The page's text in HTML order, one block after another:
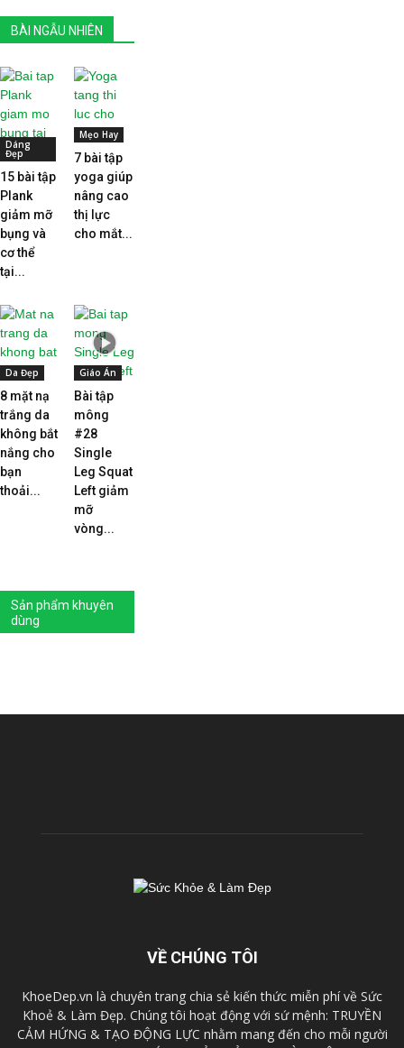
BÀI NGẪU NHIÊN
Dáng
Đẹp
15 bài tập
Plank
giảm mỡ
bụng và
cơ thể
tại...
Mẹo Hay
7 bài tập
yoga giúp
nâng cao
thị lực
cho mắt...
Da Đẹp
8 mặt nạ
trắng da
không bắt
nắng cho
bạn
thoải...
Giáo Án
Bài tập
mông
#28
Single
Leg Squat
Left giảm
mỡ
vòng...
Sản phẩm khuyên
dùng
VỀ CHÚNG TÔI
KhoeDep.vn là chuyên trang chia sẻ kiến thức miễn phí về Sức
Khoẻ & Làm Đẹp. Chúng tôi hoạt động với sứ mệnh: TRUYỀN
CẢM HỨNG & TẠO ĐỘNG LỰC nhằm mang đến cho mỗi người